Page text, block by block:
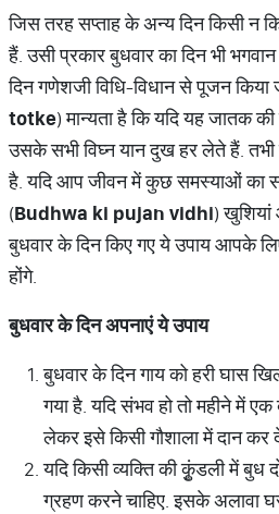
जिस तरह सप्ताह के अन्य दिन किसी न
हैं. उसी प्रकार बुधवार का दिन भी
दिन गणेशजी विधि-विधान से पूजन किया
totke) मान्यता है कि यदि यह जातक
उसके सभी विघ्न यान दुख हर लेते हैं. तभी
है. यदि आप जीवन में कुछ समस्याओं का
(Budhwa ki pujan vidhi) खुशियां
बुधवार के दिन किए गए ये उपाय आपके
होंगे.
बुधवार के दिन अपनाएं ये उपाय
बुधवार के दिन गाय को हरी घास
गया है. यदि संभव हो तो महीने में
लेकर इसे किसी गौशाला में दान कर
यदि किसी व्यक्ति की कुृंडली में
ग्रहण करने चाहिए. इसके अलावा